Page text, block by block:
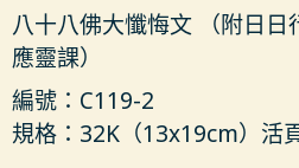
八十八佛大懺悔文 （附日
應靈課）
編號：C119-2
規格：32K（13x19cm）活